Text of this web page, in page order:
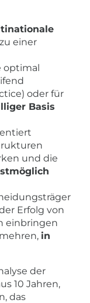
einer
optimal
oder für
Basis
und die
Erfolg von
einbringen
in
der
10 Jahren,
das